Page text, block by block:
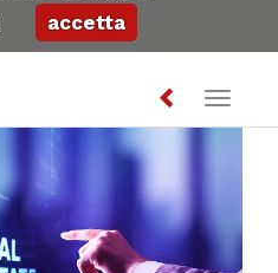
accetta
Toggle